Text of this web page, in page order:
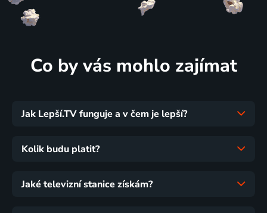
Co by vás mohlo zajímat
Jak Lepší.TV funguje a v čem je lepší?
Kolik budu platit?
Jaké televizní stanice získám?